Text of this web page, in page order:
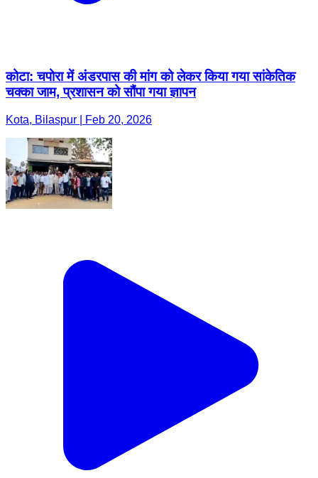
कोटा: चपोरा में अंडरपास की मांग को लेकर किया गया सांकेतिक
चक्का जाम, प्रशासन को सौंपा गया ज्ञापन
Kota, Bilaspur | Feb 20, 2026